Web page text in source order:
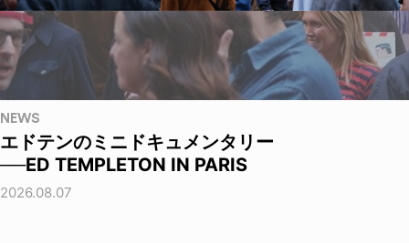
NEWS
エドテンのミニドキュメンタリー
──ED TEMPLETON IN PARIS
2026.08.07